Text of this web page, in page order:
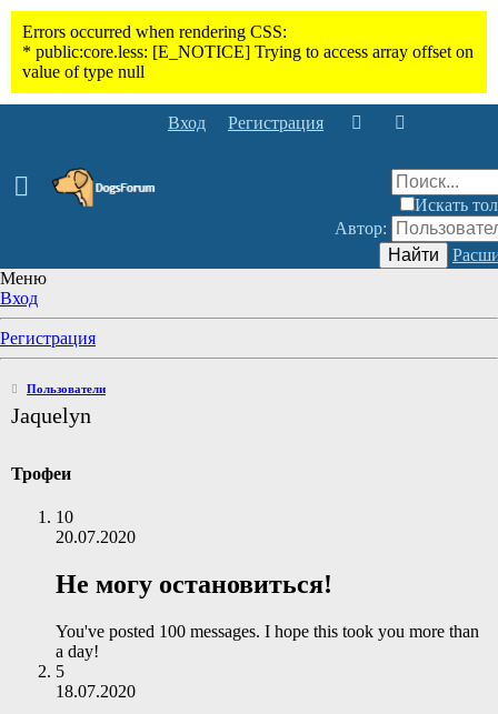
Вход Регистрация
Искать
Автор:
Найти
Меню
Вход
Регистрация
Пользователи
Jaquelyn
Трофеи
10
20.07.2020
Не могу остановиться!
You've posted 100 messages. I hope this took you more than
a day!
5
18.07.2020